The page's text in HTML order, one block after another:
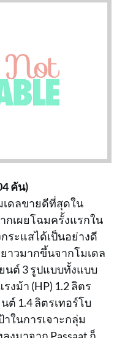
คัน)
เดลขายดีที่สุดใน
กเผยโฉมครั้งแรกใน
กระแสได้เป็นอย่างดี
าวมากขึ้นจากโมเดล
นต์ 3 รูปแบบทั้งแบบ
งม้า (HP) 1.2 ลิตร
ต์ 1.4 ลิตรเทอร์โบ
าในการเจาะกลุ่ม